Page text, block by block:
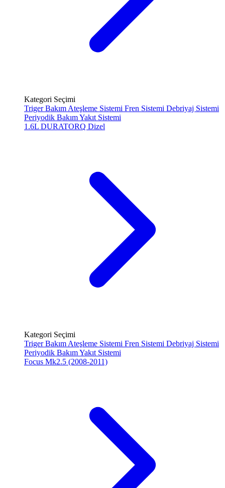
Kategori Seçimi
Triger Bakım Ateşleme Sistemi Fren Sistemi Debriyaj Sistemi
Periyodik BakımYakıt Sistemi
1.6L DURATORQ Dizel
Kategori Seçimi
Triger Bakım Ateşleme Sistemi Fren Sistemi Debriyaj Sistemi
Periyodik BakımYakıt Sistemi
Focus Mk2.5 (2008-2011)